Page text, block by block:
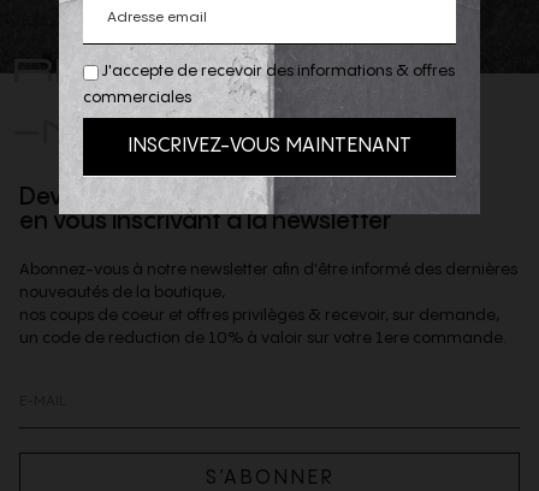
REJOIGNEZ
-NOUS
Devenez client privilège
en vous inscrivant à la newsletter
Abonnez-vous à notre newsletter afin d'être informé des dernières
nouveautés de la boutique,
nos coups de coeur et offres privilèges & recevoir, sur demande,
un code de reduction de 10% à valoir sur votre 1ere commande.
S’ABONNER
J'accepte de recevoir des informations & offres
commerciales